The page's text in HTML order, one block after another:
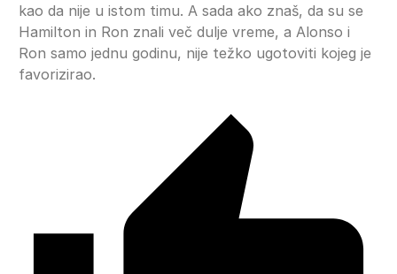
kao da nije u istom timu. A sada ako znaš, da su se
Hamilton in Ron znali več dulje vreme, a Alonso i
Ron samo jednu godinu, nije težko ugotoviti kojeg je
favorizirao.